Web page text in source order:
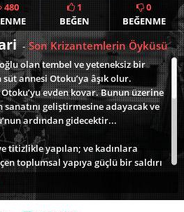
480
1
BEĞEN
0
BEĞENME
- Son Krizantemlerin Öyküsü
olan tembel ve yeteneksiz bir
annesi Otoku’ya âşık olur.
evden kovar. Bunun üzerine
sanatını geliştirmesine adayacak ve
ardından gidecektir...
titizlikle yapılan; ve kadınlara
toplumsal yapıya güçlü bir saldırı
(The Story of the Last
Öyküsü, Kenji Mizoguchi’nin
Mizoguchi’nin uzun planları,